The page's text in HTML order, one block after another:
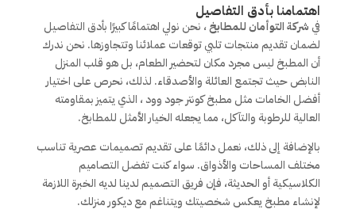
اهتمامنا بأدق التفاصيل
في شركة التوأمان للمطابخ، نحن نولي اهتمامًا كبيرًا بأدق التفاصيل
لضمان تقديم منتجات تلبي توقعات عملائنا وتتجاوزها. نحن ندرك
أن المطبخ ليس مجرد مكان لتحضير الطعام، بل هو قلب المنزل
النابض حيث تجتمع العائلة والأصدقاء. لذلك، نحرص على اختيار
أفضل الخامات مثل مطبخ كونتر جود وود ، الذي يتميز بمقاومته
العالية للرطوبة والتآكل، مما يجعله الخيار الأمثل للمطابخ.
بالإضافة إلى ذلك، نعمل دائمًا على تقديم تصميمات عصرية تناسب
مختلف المساحات والأذواق. سواء كنت تفضل التصاميم
الكلاسيكية أو الحديثة، فإن فريق التصميم لدينا لديه الخبرة اللازمة
لإنشاء مطبخ يعكس شخصيتك ويتناغم مع ديكور منزلك.